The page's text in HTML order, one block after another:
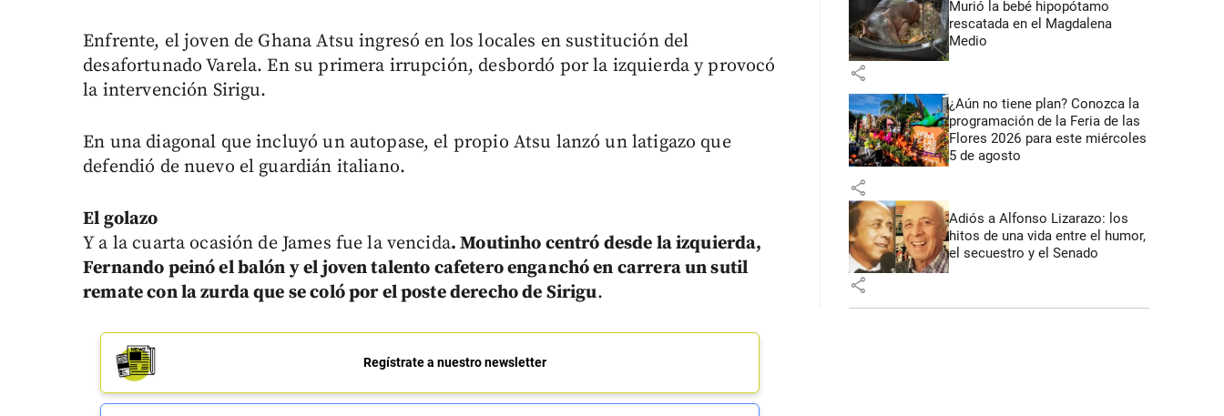
Enfrente, el joven de Ghana Atsu ingresó en los locales en sustitución del
desafortunado Varela. En su primera irrupción, desbordó por la izquierda y provocó
la intervención Sirigu.
En una diagonal que incluyó un autopase, el propio Atsu lanzó un latigazo que
defendió de nuevo el guardián italiano.
El golazo
Y a la cuarta ocasión de James fue la vencida. Moutinho centró desde la izquierda,
Fernando peinó el balón y el joven talento cafetero enganchó en carrera un sutil
remate con la zurda que se coló por el poste derecho de Sirigu.
Regístrate a nuestro newsletter
Murió la bebé hipopótamo
rescatada en el Magdalena
Medio
share
¿Aún no tiene plan? Conozca la
programación de la Feria de las
Flores 2026 para este miércoles
5 de agosto
share
Adiós a Alfonso Lizarazo: los
hitos de una vida entre el humor,
el secuestro y el Senado
share